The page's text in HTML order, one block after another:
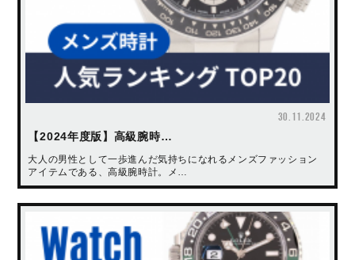
30.11.2024
【2024年度版】高級腕時…
大人の男性として一歩進んだ気持ちになれるメンズファッション
アイテムである、高級腕時計。メ…